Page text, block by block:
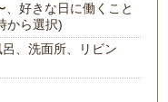
好きな日に働くこと
から選択)
、洗面所、リビン